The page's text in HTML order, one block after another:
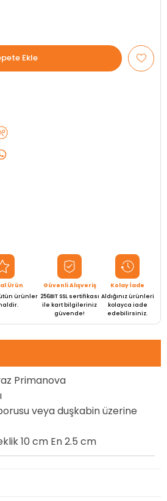
Ürün
ürünler
Güvenli Alışveriş
256BIT SSL sertifikası
ile kart bilgileriniz
güvende!
Kolay İade
Aldığınız ürünleri
kolayca iade
edebilirsiniz.
Primanova
veya duşkabin üzerine
10 cm En 2.5 cm